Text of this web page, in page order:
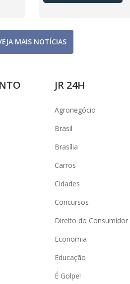
MAIS NOTÍCIAS
JR 24H
Agronegócio
Brasil
Brasília
Carros
Cidades
Concursos
Direito do Consumidor
Economia
Educação
É Golpe!